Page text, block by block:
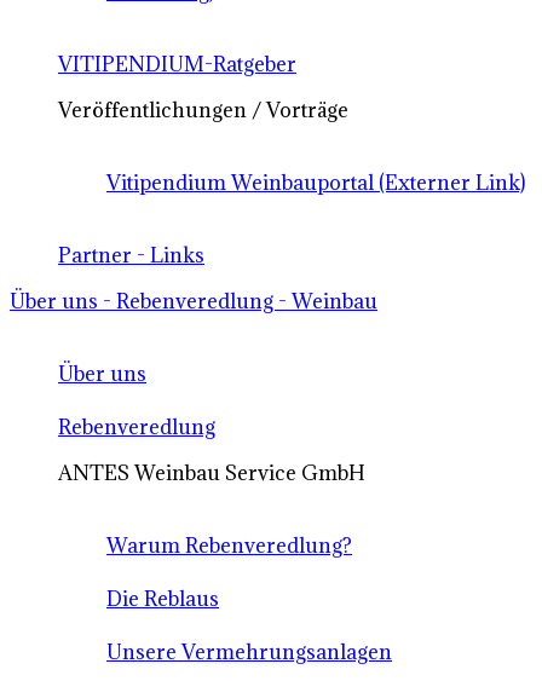
VITIPENDIUM-Ratgeber
Veröffentlichungen / Vorträge
Vitipendium Weinbauportal (Externer Link)
Partner - Links
Über uns - Rebenveredlung - Weinbau
Über uns
Rebenveredlung
ANTES Weinbau Service GmbH
Warum Rebenveredlung?
Die Reblaus
Unsere Vermehrungsanlagen